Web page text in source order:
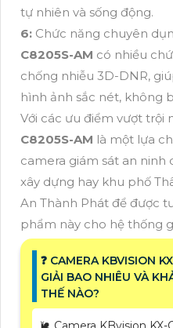
tự nhiên và sống động.
6: Chức năng chuyên
C8205S-AM có nhiều
chống nhiễu 3D-DNR,
hình ảnh sắc nét, không
Với các ưu điểm vượt trội
C8205S-AM là một lựa
camera giám sát an
xây dựng hay khu phố
An Thành Phát để được
phẩm này cho hệ thống
❓ CAMERA KBVISION
GIẢI BAO NHIÊU VÀ
THẾ NÀO?